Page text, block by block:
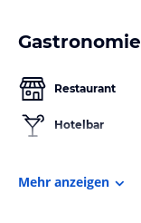
Gastronomie
Restaurant
Hotelbar
Mehr anzeigen